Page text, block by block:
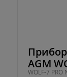
AGM
WOLF-7 PRO